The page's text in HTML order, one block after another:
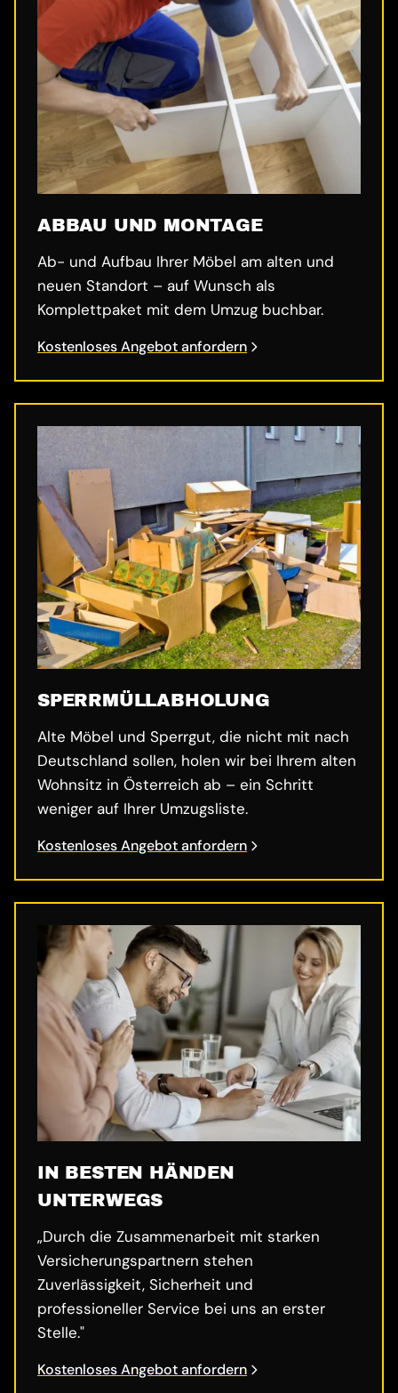
ABBAU UND MONTAGE
Ab- und Aufbau Ihrer Möbel am alten und
neuen Standort – auf Wunsch als
Komplettpaket mit dem Umzug buchbar.
Kostenloses Angebot anfordern
SPERRMÜLL­ABHOLUNG
Alte Möbel und Sperrgut, die nicht mit nach
Deutschland sollen, holen wir bei Ihrem alten
Wohnsitz in Österreich ab – ein Schritt
weniger auf Ihrer Umzugsliste.
Kostenloses Angebot anfordern
IN BESTEN HÄNDEN
UNTERWEGS
„Durch die Zusammenarbeit mit starken
Versicherungspartnern stehen
Zuverlässigkeit, Sicherheit und
professioneller Service bei uns an erster
Stelle."
Kostenloses Angebot anfordern